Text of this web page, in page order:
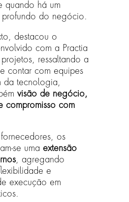
quando há um
profundo do negócio.
destacou o
com a Practia
ressaltando a
contar com equipes
da tecnologia,
visão de negócio,
compromisso com
os
se uma extensão
, agregando
e
execução em